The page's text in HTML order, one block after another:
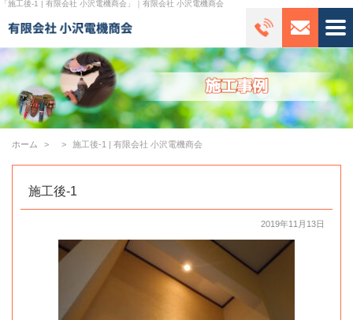
「施工後-1 | 有限会社 小沢電機商会」｜有限会社 小沢電機商会
ホーム 施工後-1 | 有限会社 小沢電機商会
施工後-1
2019年11月13日